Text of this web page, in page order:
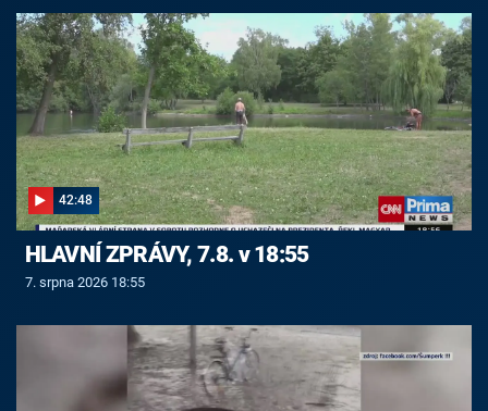
42:48
HLAVNÍ ZPRÁVY, 7.8. v 18:55
7. srpna 2026 18:55